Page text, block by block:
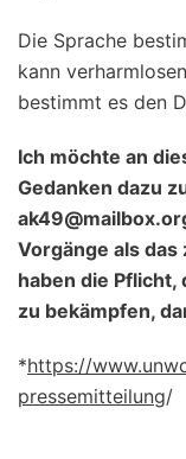
Die Sprache
kann
bestimmt es den
Ich möchte an
Gedanken dazu
Vorgänge als
haben die
zu bekämpfen,
*https://
pressemitteilung/